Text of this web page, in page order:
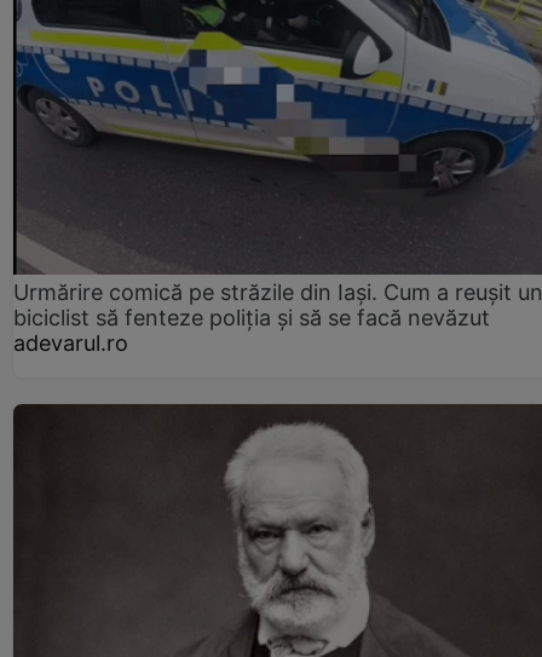
Urmărire comică pe străzile din Iași. Cum a reușit un
biciclist să fenteze poliția și să se facă nevăzut
adevarul.ro